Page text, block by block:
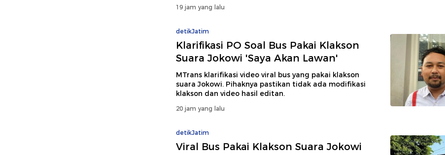
19 jam yang lalu
detikJatim
Klarifikasi PO Soal Bus Pakai Klakson
Suara Jokowi 'Saya Akan Lawan'
MTrans klarifikasi video viral bus yang pakai klakson
suara Jokowi. Pihaknya pastikan tidak ada modifikasi
klakson dan video hasil editan.
20 jam yang lalu
detikJatim
Viral Bus Pakai Klakson Suara Jokowi